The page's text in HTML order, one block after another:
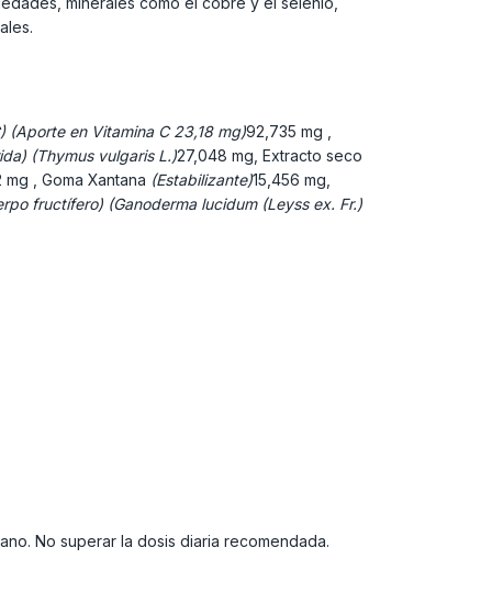
(Aporte en Vitamina C 23,18 mg)92,735 mg ,
(Thymus vulgaris L.)27,048 mg, Extracto seco
mg , Goma Xantana (Estabilizante)15,456 mg,
fructífero) (Ganoderma lucidum (Leyss ex. Fr.)
No superar la dosis diaria recomendada.